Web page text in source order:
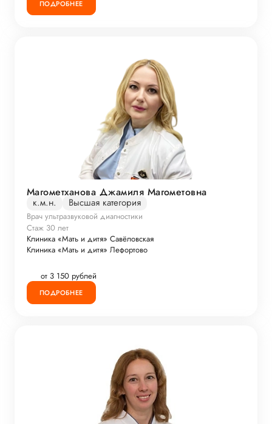
ПОДРОБНЕЕ
Магометханова Джамиля Магометовна
к.м.н. Высшая категория
Врач ультразвуковой диагностики
Стаж 30 лет
Клиника «Мать и дитя» Савёловская
Клиника «Мать и дитя» Лефортово
от 3 150 рублей
ПОДРОБНЕЕ